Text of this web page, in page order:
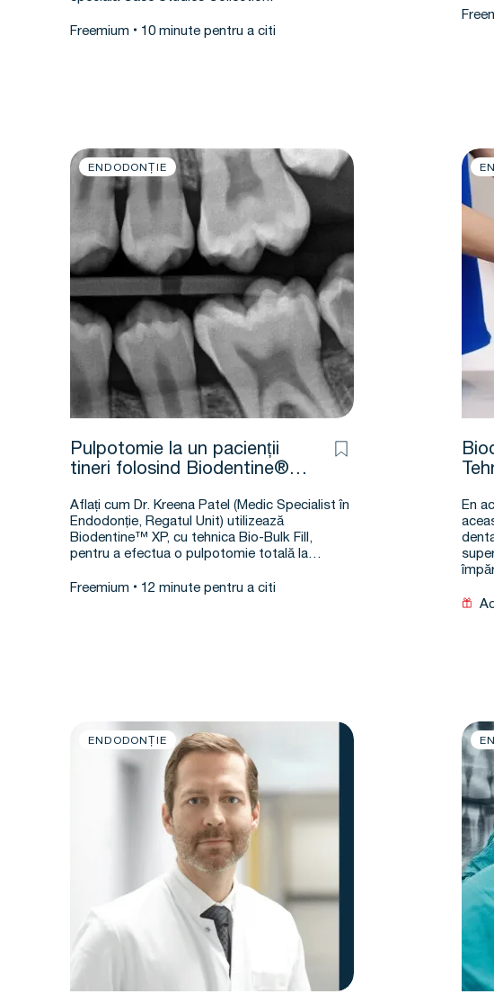
Freemium 10 minute pentru a citi
ENDODONȚIE
Pulpotomie la un pacienții
tineri folosind Biodentine®
Aflați cum Dr. Kreena Patel (Medic Specialist în
Endodonție, Regatul Unit) utilizează
Biodentine™ XP, cu tehnica Bio-Bulk Fill,
pentru a efectua o pulpotomie totală la…
Freemium 12 minute pentru a citi
En
ENDODONȚIE